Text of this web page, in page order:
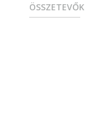
ÖSSZETEVŐK